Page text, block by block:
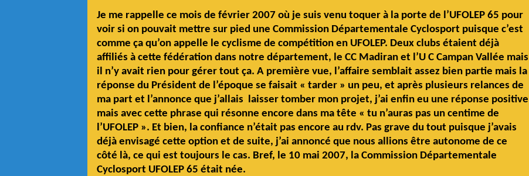
Je me rappelle ce mois de février 2007 où je suis venu toquer à la porte de l’UFOLEP 65 pour
voir si on pouvait mettre sur pied une Commission Départementale Cyclosport puisque c’est
comme ça qu’on appelle le cyclisme de compétition en UFOLEP. Deux clubs étaient déjà
affiliés à cette fédération dans notre département, le CC Madiran et l’U C Campan Vallée mais
il n’y avait rien pour gérer tout ça. A première vue, l’affaire semblait assez bien partie mais la
réponse du Président de l’époque se faisait « tarder » un peu, et après plusieurs relances de
ma part et l’annonce que j’allais laisser tomber mon projet, j’ai enfin eu une réponse positive
mais avec cette phrase qui résonne encore dans ma tête « tu n’auras pas un centime de
l’UFOLEP ». Et bien, la confiance n’était pas encore au rdv. Pas grave du tout puisque j’avais
déjà envisagé cette option et de suite, j’ai annoncé que nous allions être autonome de ce
côté là, ce qui est toujours le cas. Bref, le 10 mai 2007, la Commission Départementale
Cyclosport UFOLEP 65 était née.